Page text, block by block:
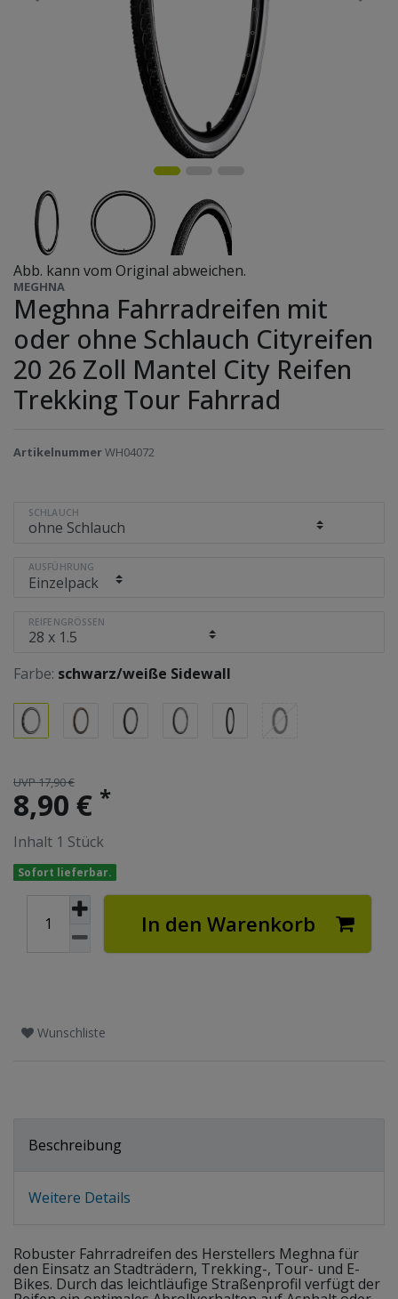
Abb. kann vom Original abweichen.
MEGHNA
Meghna Fahrradreifen mit
oder ohne Schlauch Cityreifen
20 26 Zoll Mantel City Reifen
Trekking Tour Fahrrad
ArtikelnummerWH04072
SCHLAUCH
AUSFÜHRUNG
REIFENGRÖSSEN
Farbe: schwarz/weiße Sidewall
UVP 17,90 €
8,90 € *
Inhalt 1 Stück
Sofort lieferbar.
In den Warenkorb
Wunschliste
Beschreibung
Weitere Details
Robuster Fahrradreifen des Herstellers Meghna für
den Einsatz an Stadträdern, Trekking-, Tour- und E-
Bikes. Durch das leichtläufige Straßenprofil verfügt der